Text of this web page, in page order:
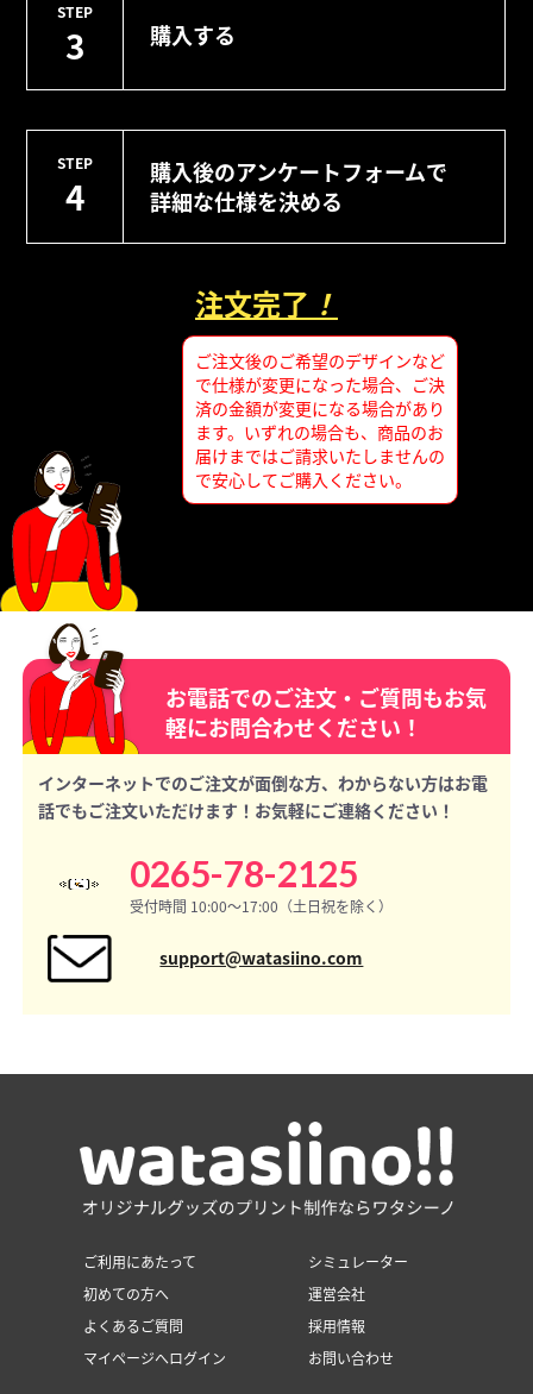
STEP
3 購入する
STEP
4
購入後のアンケートフォームで
詳細な仕様を決める
注文完了 ！
ご注文後のご希望のデザインなど
で仕様が変更になった場合、ご決
済の金額が変更になる場合があり
ます。いずれの場合も、商品のお
届けまではご請求いたしませんの
で安心してご購入ください。
お電話でのご注文・ご質問もお気
軽にお問合わせください！
インターネットでのご注文が面倒な方、わからない方はお電
話でもご注文いただけます！お気軽にご連絡ください！
0265-78-2125
受付時間 10:00〜17:00（土日祝を除く）
support@watasiino.com
ご利用にあたって
シミュレーター
初めての方へ
運営会社
よくあるご質問
採用情報
マイページへログイン
お問い合わせ